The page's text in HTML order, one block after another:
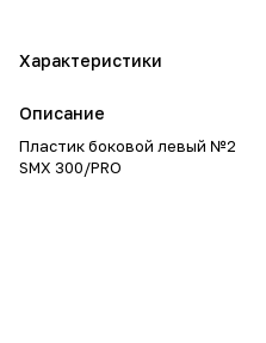
Характеристики
Описание
Пластик боковой левый №2
SMX 300/PRO